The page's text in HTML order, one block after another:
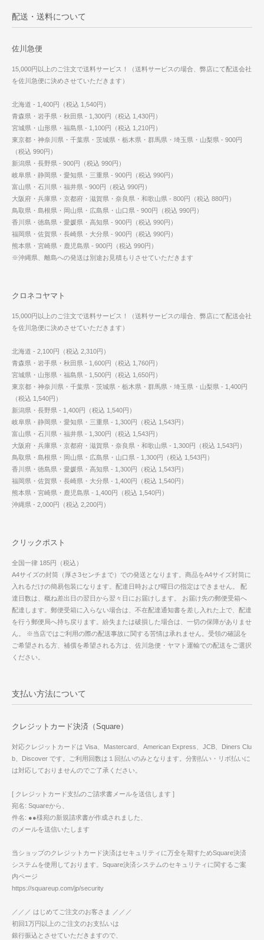
配送・送料について
佐川急便
15,000円以上のご注文で送料サービス！（送料サービスの場合、弊店にて配送会社
を佐川急便に決めさせていただきます）
北海道 - 1,400円（税込 1,540円）
青森県・岩手県・秋田県 - 1,300円（税込 1,430円）
宮城県・山形県・福島県 - 1,100円（税込 1,210円）
東京都・神奈川県・千葉県・茨城県・栃木県・群馬県・埼玉県・山梨県 - 900円
（税込 990円）
新潟県・長野県 - 900円（税込 990円）
岐阜県・静岡県・愛知県・三重県 - 900円（税込 990円）
富山県・石川県・福井県 - 900円（税込 990円）
大阪府・兵庫県・京都府・滋賀県・奈良県・和歌山県 - 800円（税込 880円）
鳥取県・島根県・岡山県・広島県・山口県 - 900円（税込 990円）
香川県・徳島県・愛媛県・高知県 - 900円（税込 990円）
福岡県・佐賀県・長崎県・大分県 - 900円（税込 990円）
熊本県・宮崎県・鹿児島県 - 900円（税込 990円）
※沖縄県、離島への発送は別途お見積もりさせていただきます
クロネコヤマト
15,000円以上のご注文で送料サービス！（送料サービスの場合、弊店にて配送会社
を佐川急便に決めさせていただきます）
北海道 - 2,100円（税込 2,310円）
青森県・岩手県・秋田県 - 1,600円（税込 1,760円）
宮城県・山形県・福島県 - 1,500円（税込 1,650円）
東京都・神奈川県・千葉県・茨城県・栃木県・群馬県・埼玉県・山梨県 - 1,400円
（税込 1,540円）
新潟県・長野県 - 1,400円（税込 1,540円）
岐阜県・静岡県・愛知県・三重県 - 1,300円（税込 1,543円）
富山県・石川県・福井県 - 1,300円（税込 1,543円）
大阪府・兵庫県・京都府・滋賀県・奈良県・和歌山県 - 1,300円（税込 1,543円）
鳥取県・島根県・岡山県・広島県・山口県 - 1,300円（税込 1,543円）
香川県・徳島県・愛媛県・高知県 - 1,300円（税込 1,543円）
福岡県・佐賀県・長崎県・大分県 - 1,400円（税込 1,540円）
熊本県・宮崎県・鹿児島県 - 1,400円（税込 1,540円）
沖縄県 - 2,000円（税込 2,200円）
クリックポスト
全国一律 185円（税込）
A4サイズの封筒（厚さ3センチまで）での発送となります。商品をA4サイズ封筒に
入れるだけの簡易包装になります。配達日時および曜日の指定はできません。 配
達日数は、概ね差出日の翌日から翌々日にお届けします。 お届け先の郵便受箱へ
配達します。郵便受箱に入らない場合は、不在配達通知書を差し入れた上で、配達
を行う郵便局へ持ち戻ります。紛失または破損した場合は、一切の保障がありませ
ん。 ※当店ではご利用の際の配送事故に関する苦情は承れません。受領の確認を
ご希望される方、補償を希望される方は、佐川急便・ヤマト運輸での配送をご選択
ください。
支払い方法について
クレジットカード決済（Square）
対応クレジットカードは Visa、Mastercard、American Express、JCB、Diners Clu
b、Discover です。ご利用回数は１回払いのみとなります。分割払い・リボ払いに
は対応しておりませんのでご了承ください。
[ クレジットカード支払のご請求書メールを送信します ]
宛名: Squareから、
件名: ●●様宛の新規請求書が作成されました、
のメールを送信いたします
当ショップのクレジットカード決済はセキュリティに万全を期すためSquare決済
システムを使用しております。Square決済システムのセキュリティに関するご案
内ページ
https://squareup.com/jp/security
／／／ はじめてご注文のお客さま ／／／
初回1万円以上のご注文のお支払いは
銀行振込とさせていただきますので、